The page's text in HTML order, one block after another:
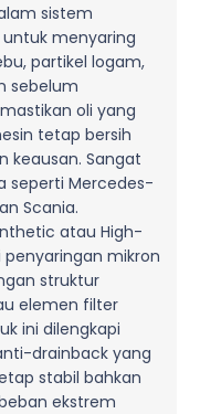
sistem
menyaring
partikel logam,
sebelum
oli yang
tetap bersih
keausan. Sangat
seperti Mercedes-
Scania.
atau High-
penyaringan mikron
struktur
elemen filter
ini dilengkapi
drainback yang
stabil bahkan
ekstrem